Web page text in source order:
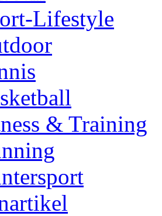
Lifestyle
& Training